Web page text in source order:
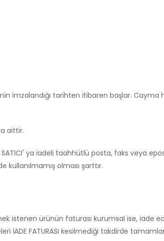
imzalandığı tarihten itibaren başlar.
aittir.
ya iadeli taahhütlü posta, faks veya
kullanılmamış olması şarttır.
istenen ürünün faturası kurumsal ise,
İADE FATURASI kesilmediği takdirde